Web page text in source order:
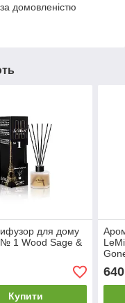
домовленістю
для дому
1 Wood Sage &
Купити
640